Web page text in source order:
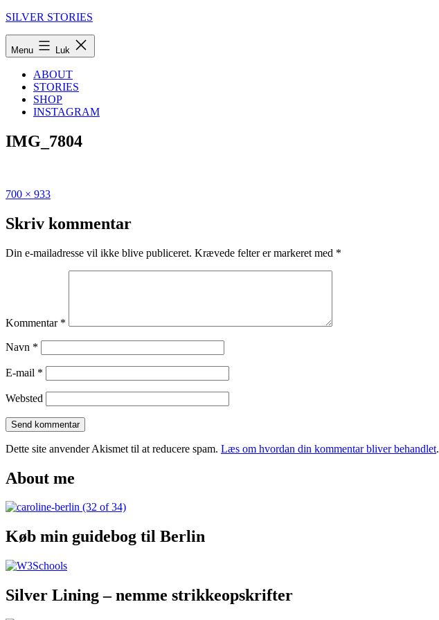
Fortsæt
SILVER STORIES
Menu Luk
ABOUT
STORIES
SHOP
INSTAGRAM
IMG_7804
Udgivet
De
bedste
i
Fuld
700 × 933
Skriv kommentar
Din e-mailadresse vil ikke blive publiceret. Krævede felter er markeret med *
Kommentar *
Navn *
E-mail *
Websted
Dette site anvender Akismet til at reducere spam. Læs om hvordan din kommentar bliver behandlet.
About me
Køb min guidebog til Berlin
Silver Lining – nemme strikkeopskrifter